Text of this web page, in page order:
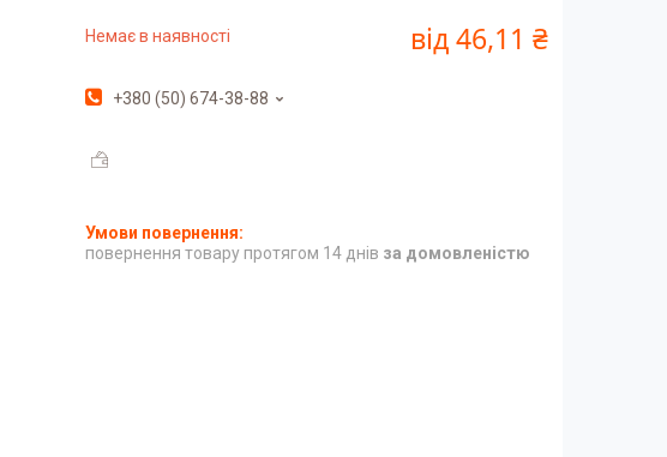
Немає в наявності від46,11 ₴
+380 (50) 674-38-88
повернення товару протягом 14 днів за домовленістю